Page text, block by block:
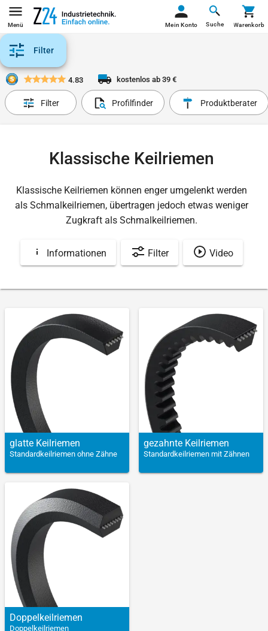
Menü Suche
Mein Konto Warenkorb
Filter
4.83 kostenlos ab 39 €
Filter Profilfinder Produktberater
Klassische Keilriemen
Klassische Keilriemen können enger umgelenkt werden
als Schmalkeilriemen, übertragen jedoch etwas weniger
Zugkraft als Schmalkeilriemen.
Informationen Filter Video
glatte Keil­riemen
Standardkeilriemen ohne Zähne
gezahnte Keil­riemen
Standardkeilriemen mit Zähnen
Doppel­keilriemen
Doppelkeilriemen